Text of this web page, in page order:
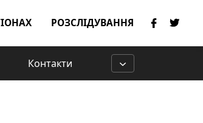
РОЗСЛІДУВАННЯ
Контакти